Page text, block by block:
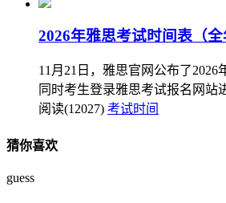
2026年雅思考试时间表（全
11月21日，雅思官网公布了2026
同时考生登录雅思考试报名网站
阅读(12027) 考试时间
猜你喜欢
guess